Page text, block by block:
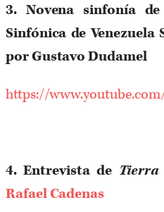
3. Novena sinfonía de
Sinfónica de
por Gustavo Dudamel
https://
4. Entrevista de Tierra
Rafael Cadenas